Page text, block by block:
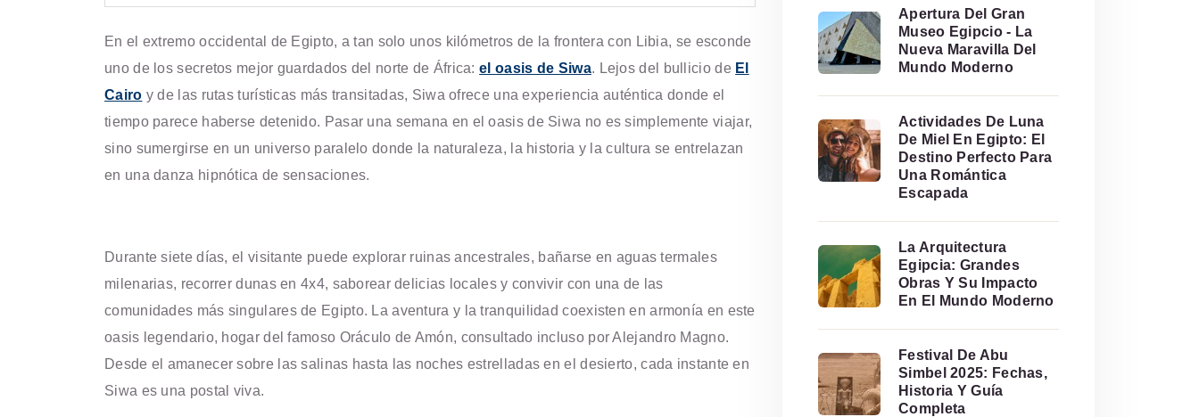
En el extremo occidental de Egipto, a tan solo unos kilómetros de la frontera con Libia, se esconde
uno de los secretos mejor guardados del norte de África:el oasis de Siwa. Lejos del bullicio de El
Cairo y de las rutas turísticas más transitadas, Siwa ofrece una experiencia auténtica donde el
tiempo parece haberse detenido. Pasar una semana en el oasis de Siwa no es simplemente viajar,
sino sumergirse en un universo paralelo donde la naturaleza, la historia y la cultura se entrelazan
en una danza hipnótica de sensaciones.
Durante siete días, el visitante puede explorar ruinas ancestrales, bañarse en aguas termales
milenarias, recorrer dunas en 4x4, saborear delicias locales y convivir con una de las
comunidades más singulares de Egipto. La aventura y la tranquilidad coexisten en armonía en este
oasis legendario, hogar del famoso Oráculo de Amón, consultado incluso por Alejandro Magno.
Desde el amanecer sobre las salinas hasta las noches estrelladas en el desierto, cada instante en
Siwa es una postal viva.
Apertura Del Gran
Museo Egipcio - La
Nueva Maravilla Del
Mundo Moderno
Actividades De Luna
De Miel En Egipto: El
Destino Perfecto Para
Una Romántica
Escapada
La Arquitectura
Egipcia: Grandes
Obras Y Su Impacto
En El Mundo Moderno
Festival De Abu
Simbel 2025: Fechas,
Historia Y Guía
Completa